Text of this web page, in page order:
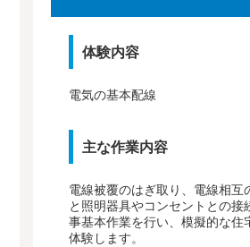
体験内容
電気の基本配線
主な作業内容
電線被覆のはぎ取り、電線相互
と照明器具やコンセントとの接
事基本作業を行い、模擬的な住
体験します。